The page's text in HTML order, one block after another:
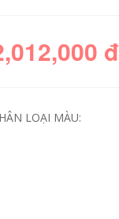
đ
LOẠI MÀU: